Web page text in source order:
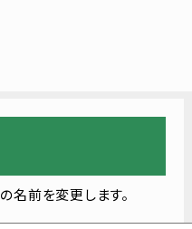
の名前を変更します。